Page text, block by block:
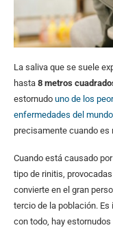
La saliva que se suele
hasta 8 metros
estornudo uno de los
enfermedades del mundo
precisamente cuando es
Cuando está causado
tipo de rinitis,
convierte en el gran
tercio de la población.
con todo, hay estornudos